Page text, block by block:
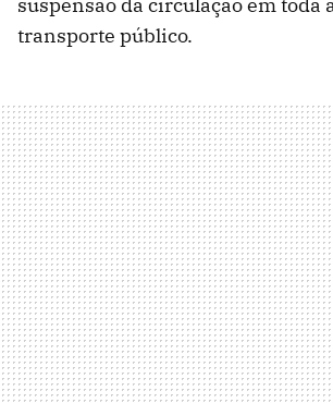
suspensão da circulação em toda
transporte público.